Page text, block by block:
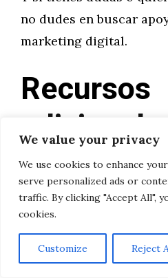
We value your privacy
We use cookies to enhance
serve personalized ads or
traffic. By clicking "Accept All",
cookies.
Customize Reject
no dudes en buscar
marketing digital.
Recursos
adicionales
Google Ads –
Meta Business
web
Mailchimp –